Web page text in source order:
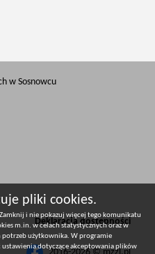
w Sosnowcu
Deklaracja dostępności
pliki cookies.
Zamknij i nie pokazuj więcej tego komunikatu
m.in. w celach statystycznych oraz w
użytkownika. W programie
ustawienia dotyczące akceptowania plików